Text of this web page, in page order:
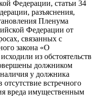
Федерации, статьи 34
разъяснения,
Пленума
Федерации от
связанных с
закона «О
из обстоятельств
должником
у должника
встречного
вреда имущественным